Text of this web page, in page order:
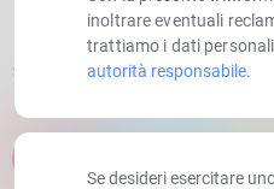
SCRITTO DA:RADIOTSN
inoltrare eventuali
trattiamo i dati
autorità responsabile.
Se desideri esercitare